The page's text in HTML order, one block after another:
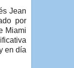
Jean
por
Miami
en día